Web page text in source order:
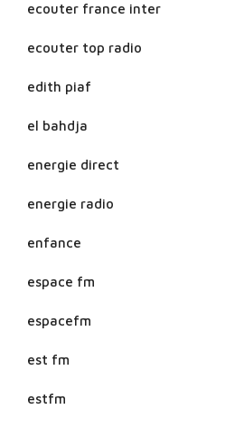
ecouter france inter
ecouter top radio
edith piaf
el bahdja
energie direct
energie radio
enfance
espace fm
espacefm
est fm
estfm